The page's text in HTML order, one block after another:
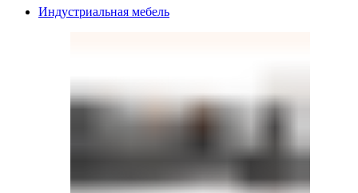
Индустриальная мебель